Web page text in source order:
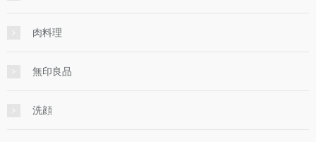
肉料理
無印良品
洗顔